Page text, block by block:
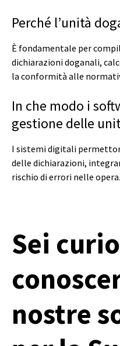
Perché l’unità
È fondamentale per
dichiarazioni doganali,
la conformità alle
In che modo i
gestione delle
I sistemi digitali
delle dichiarazioni,
rischio di errori nelle
Sei
nostre